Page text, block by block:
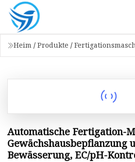
Heim / Produkte /
Automatische Fertigation-
Gewächshausbepflanzung
Bewässerung, EC/pH-